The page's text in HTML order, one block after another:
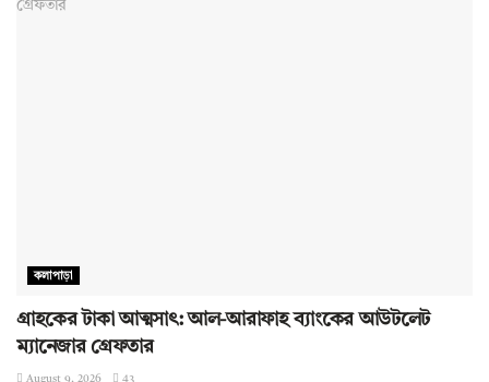
কলাপাড়া
গ্রাহকের টাকা আত্মসাৎ: আল-আরাফাহ ব্যাংকের আউটলেট
ম্যানেজার গ্রেফতার
August 9, 2026 43